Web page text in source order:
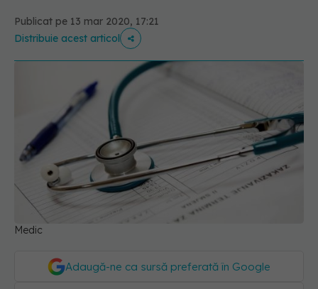
Publicat pe 13 mar 2020, 17:21
Distribuie acest articol
Medic
Adaugă-ne ca sursă preferată în Google